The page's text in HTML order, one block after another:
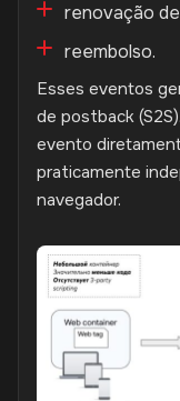
renovação
reembolso.
Esses eventos
de postback
evento
praticamente
navegador.